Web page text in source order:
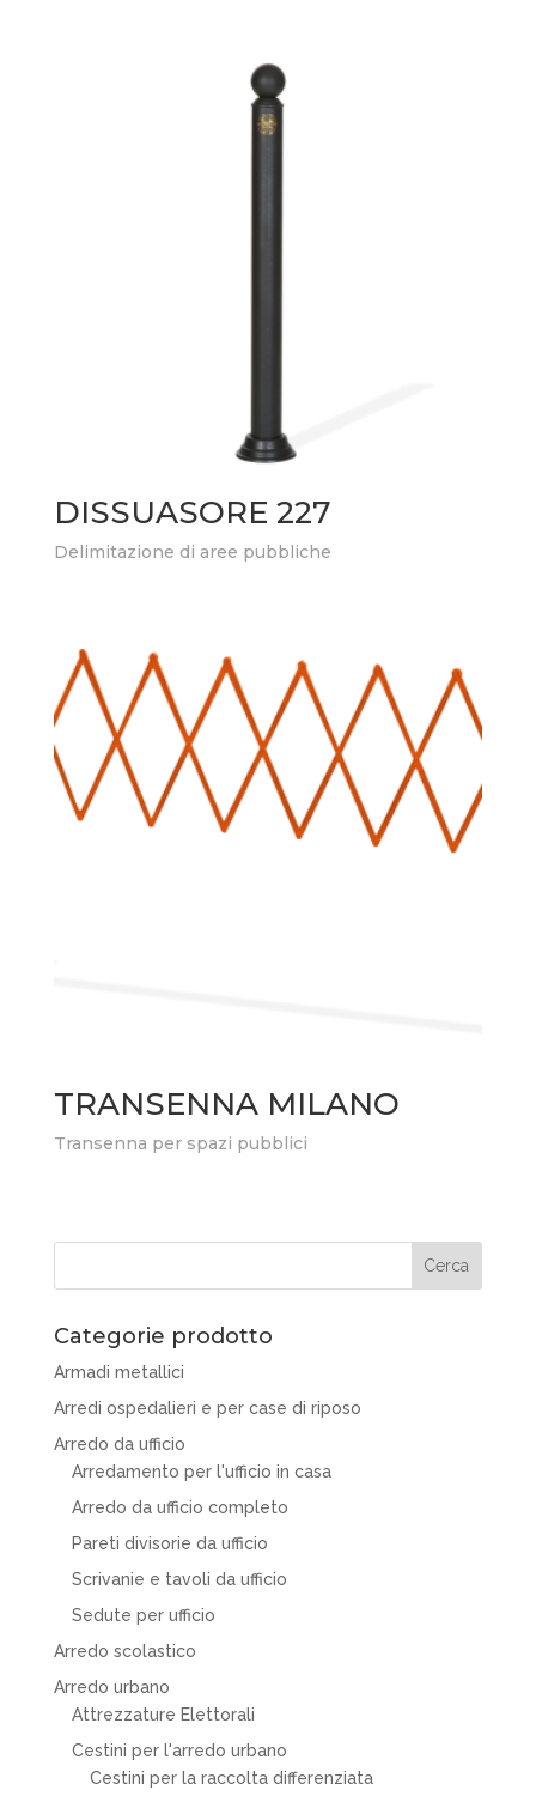
DISSUASORE 227
Delimitazione di aree pubbliche
TRANSENNA MILANO
Transenna per spazi pubblici
Categorie prodotto
Armadi metallici
Arredi ospedalieri e per case di riposo
Arredo da ufficio
Arredamento per l'ufficio in casa
Arredo da ufficio completo
Pareti divisorie da ufficio
Scrivanie e tavoli da ufficio
Sedute per ufficio
Arredo scolastico
Arredo urbano
Attrezzature Elettorali
Cestini per l'arredo urbano
Cestini per la raccolta differenziata